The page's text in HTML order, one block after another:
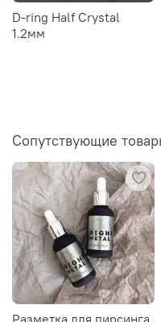
D-ring Half Crystal
1.2мм
Сопутствующие